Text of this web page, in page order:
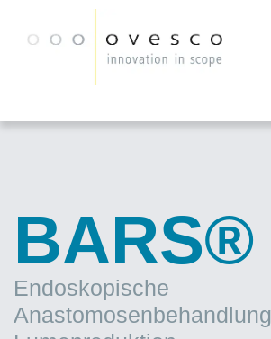
BARS®
Endoskopische